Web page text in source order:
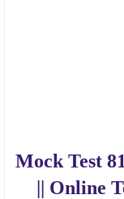
Mock Test
|| Online